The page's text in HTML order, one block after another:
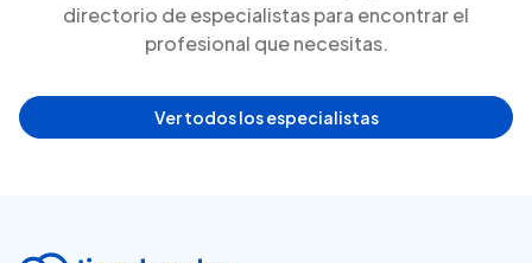
directorio de especialistas para encontrar el
profesional que necesitas.
Ver todos los especialistas